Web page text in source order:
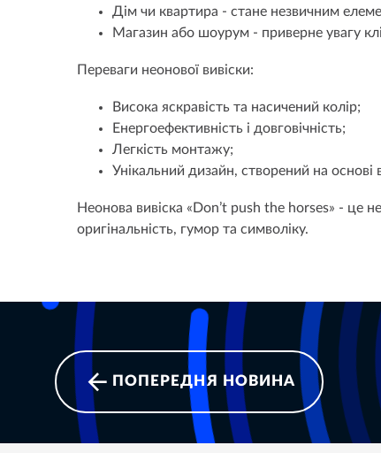
Дім чи квартира - стане незвичним
Магазин або шоурум - приверне увагу
Переваги неонової вивіски:
Висока яскравість та насичений колір;
Енергоефективність і довговічність;
Легкість монтажу;
Унікальний дизайн, створений на основі
Неонова вивіска «Don’t push the horses» - це
оригінальність, гумор та символіку.
ПОПЕРЕДНЯ НОВИНА